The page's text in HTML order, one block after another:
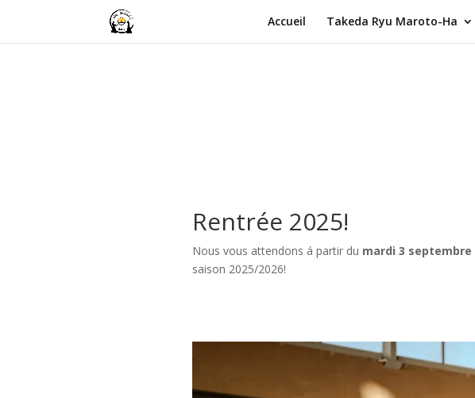
Accueil Takeda Ryu Maroto-Ha
Rentrée 2025!
Nous vous attendons á partir du mardi 3 septembre
saison 2025/2026!